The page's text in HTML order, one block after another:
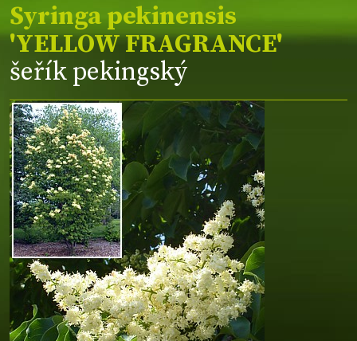
Syringa pekinensis
'YELLOW FRAGRANCE'
šeřík pekingský